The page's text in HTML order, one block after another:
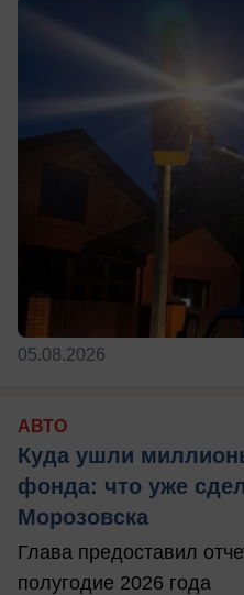
05.08.2026
АВТО
Куда ушли
фонда: что уже
Морозовска
Глава предоставил
полугодие 2026 года